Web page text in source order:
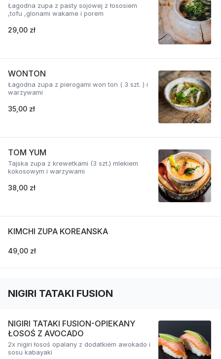
Łagodna zupa z pasty sojowej z łososiem
,tofu ,glonami wakame i porem
29,00 zł
WONTON
Łagodna zupa z pierogami won ton ( 3 szt. ) i
warzywami
35,00 zł
TOM YUM
Tajska zupa z krewetkami (3 szt.) mlekiem
kokosowym i warzywami
38,00 zł
KIMCHI ZUPA KOREANSKA
49,00 zł
NIGIRI TATAKI FUSION
NIGIRI TATAKI FUSION-OPIEKANY
ŁOSOŚ Z AVOCADO
2x nigiri łosoś opalany z dodatkiem awokado i
sosu kabayaki